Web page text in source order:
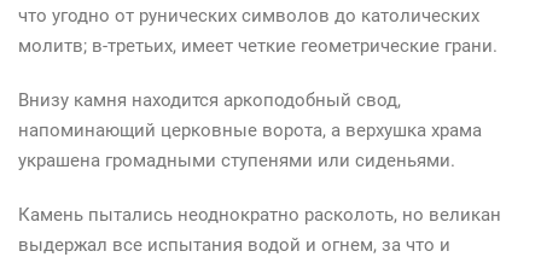
что угодно от рунических символов до католических
молитв; в-третьих, имеет четкие геометрические грани.
Внизу камня находится аркоподобный свод,
напоминающий церковные ворота, а верхушка храма
украшена громадными ступенями или сиденьями.
Камень пытались неоднократно расколоть, но великан
выдержал все испытания водой и огнем, за что и